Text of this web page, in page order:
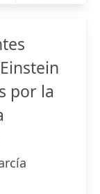
por la